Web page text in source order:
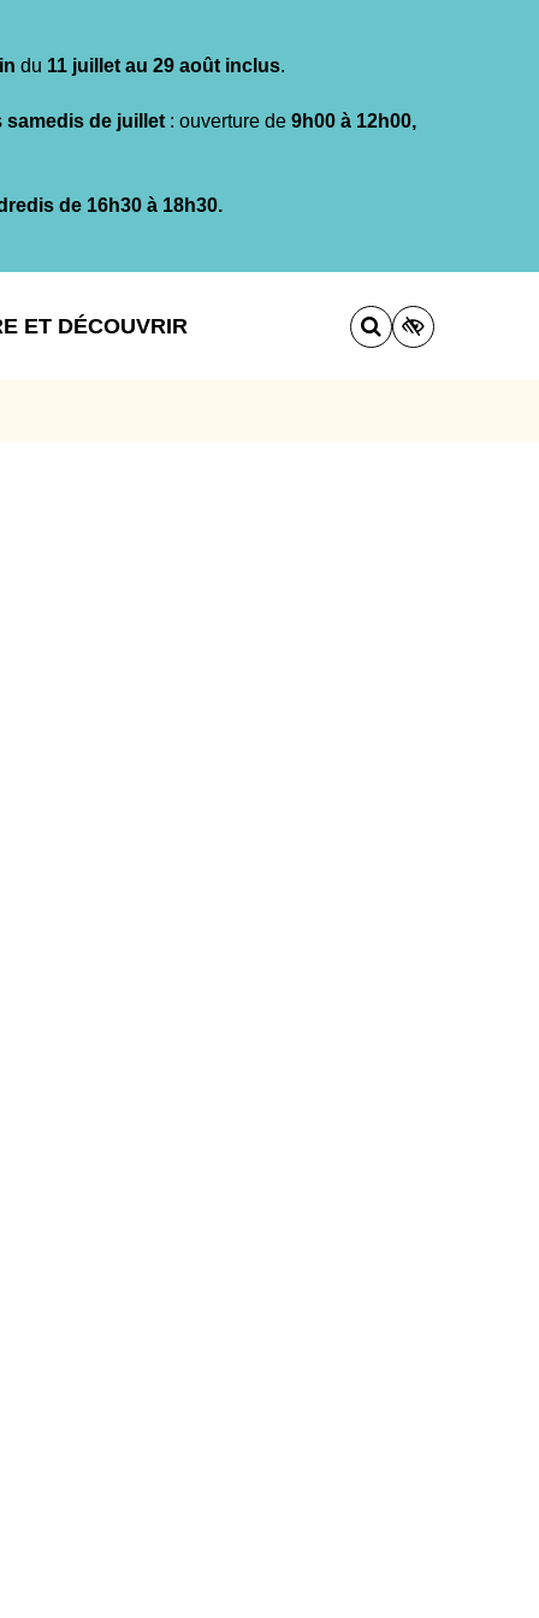
du 11 juillet au 29 août inclus.
samedis de juillet : ouverture de 9h00 à 12h00,
de 16h30 à 18h30.
ET DÉCOUVRIR